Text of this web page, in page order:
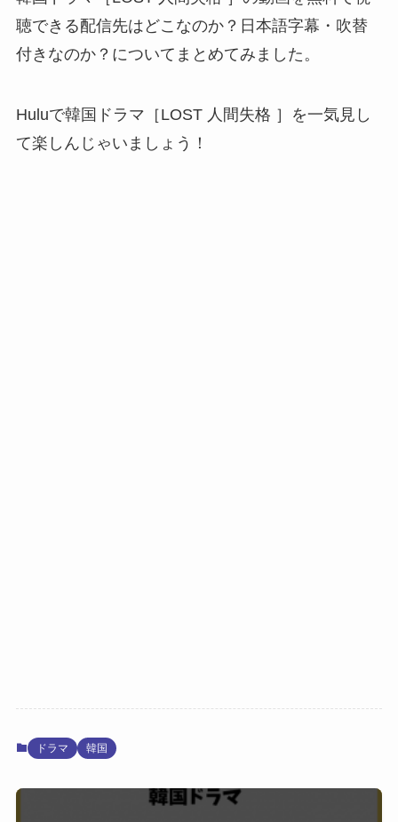
聴できる配信先はどこなのか？日本語字幕・吹替
付きなのか？についてまとめてみました。
Huluで韓国ドラマ［LOST 人間失格 ］を一気見し
て楽しんじゃいましょう！
ドラマ 韓国